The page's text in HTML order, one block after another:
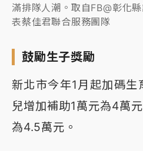
滿排隊人潮。取自FB@彰化
表蔡佳君聯合服務團隊
鼓勵生子獎勵
新北市今年1月起加碼生
兒增加補助1萬元為4萬
為4.5萬元。